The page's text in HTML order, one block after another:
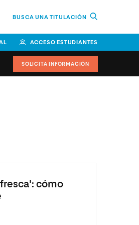
BUSCA UNA TITULACIÓN
ACCESO ESTUDIANTES
SOLICITA INFORMACIÓN
cómo